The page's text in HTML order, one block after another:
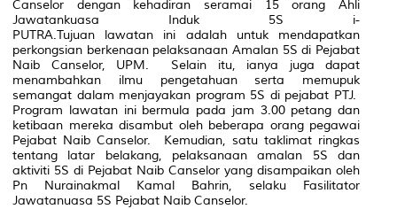
Canselor dengan kehadiran seramai 15 orang Ahli
Jawatankuasa Induk 5S i-
PUTRA.Tujuan lawatan ini adalah untuk mendapatkan
perkongsian berkenaan pelaksanaan Amalan 5S di Pejabat
Naib Canselor, UPM. Selain itu, ianya juga dapat
menambahkan ilmu pengetahuan serta memupuk
semangat dalam menjayakan program 5S di pejabat PTJ.
Program lawatan ini bermula pada jam 3.00 petang dan
ketibaan mereka disambut oleh beberapa orang pegawai
Pejabat Naib Canselor. Kemudian, satu taklimat ringkas
tentang latar belakang, pelaksanaan amalan 5S dan
aktiviti 5S di Pejabat Naib Canselor yang disampaikan oleh
Pn Nurainakmal Kamal Bahrin, selaku Fasilitator
Jawatanuasa 5S Pejabat Naib Canselor.